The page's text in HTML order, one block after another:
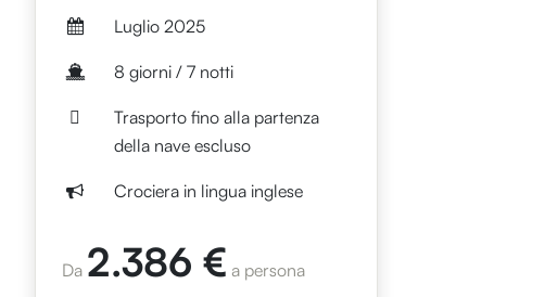
Luglio 2025
8 giorni / 7 notti
Trasporto fino alla partenza
della nave escluso
Crociera in lingua inglese
Da 2.386 € a persona